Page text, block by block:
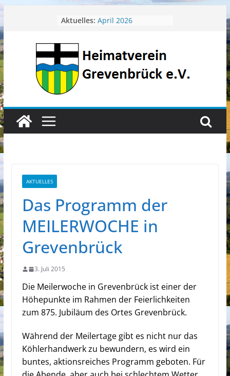
Zum
Inhalt
springen
Aktuelles: April 2026
Mai 2026
Heimatverein aktuell
AKTUELLES
Das Programm der
MEILERWOCHE in
Grevenbrück
3. Juli 2015
Die Meilerwoche in Grevenbrück ist einer der
Höhepunkte im Rahmen der Feierlichkeiten
zum 875. Jubiläum des Ortes Grevenbrück.
Während der Meilertage gibt es nicht nur das
Köhlerhandwerk zu bewundern, es wird ein
buntes, aktionsreiches Programm geboten. Für